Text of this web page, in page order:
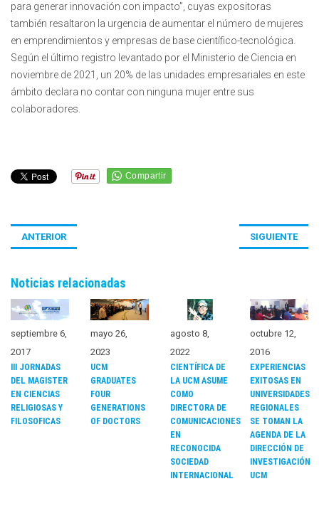
para generar innovación con impacto”, cuyas expositoras
también resaltaron la urgencia de aumentar el número de mujeres
en emprendimientos y empresas de base científico-tecnológica.
Según el último registro levantado por el Ministerio de Ciencia en
noviembre de 2021, un 20% de las unidades empresariales en este
ámbito declara no contar con ninguna mujer entre sus
colaboradores.
ANTERIOR SIGUIENTE
Noticias relacionadas
septiembre 6,
2017
III JORNADAS
DEL MAGISTER
EN CIENCIAS
RELIGIOSAS Y
FILOSOFICAS
mayo 26,
2023
UCM
GRADUATES
FOUR
GENERATIONS
OF DOCTORS
agosto 8,
2022
CIENTÍFICA DE
LA UCM ASUME
COMO
DIRECTORA DE
COMUNICACIONES
EN
RECONOCIDA
SOCIEDAD
INTERNACIONAL
octubre 12,
2016
EXPERIENCIAS
EXITOSAS EN
UNIVERSIDADES
REGIONALES
SE TOMAN LA
AGENDA DE LA
DIRECCIÓN DE
INVESTIGACIÓN
UCM